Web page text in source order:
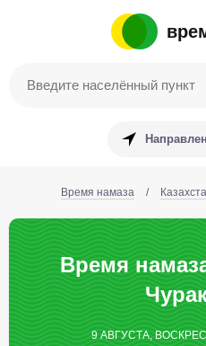
Время намаза /
Время
9 АВГУСТА,